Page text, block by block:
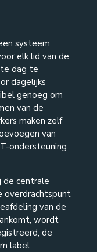
systeem
elk lid van de
dag te
dagelijks
genoeg om
van de
maken zelf
van
ondersteuning
de centrale
overdrachtspunt
van de
wordt
de
label